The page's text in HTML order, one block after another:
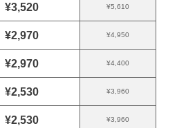
¥3,520 ¥5,610
¥2,970 ¥4,950
¥2,970 ¥4,400
¥2,530 ¥3,960
¥2,530 ¥3,960